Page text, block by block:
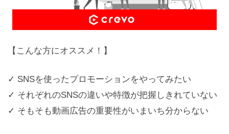
【こんな方にオススメ！】
✓ SNSを使ったプロモーションをやってみたい
✓ それぞれのSNSの違いや特徴が把握しきれていない
✓ そもそも動画広告の重要性がいまいち分からない